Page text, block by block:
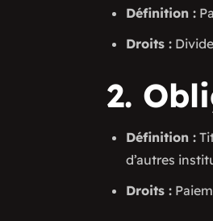
Définition :
Droits :
2.
Définition :
d’autres
Droits :